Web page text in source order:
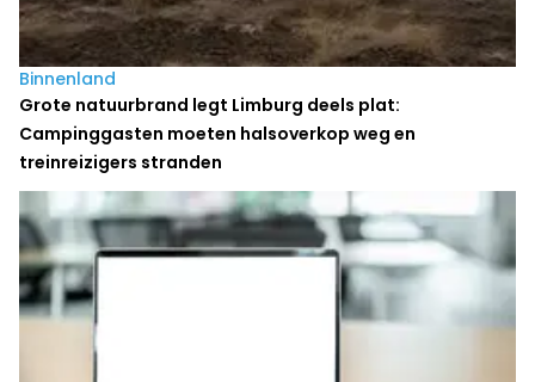
Binnenland
Grote natuurbrand legt Limburg deels plat:
Campinggasten moeten halsoverkop weg en
treinreizigers stranden